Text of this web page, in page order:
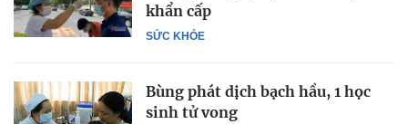
SỨC KHỎE
khẩn cấp
Bùng phát dịch bạch hầu, 1 học
sinh tử vong